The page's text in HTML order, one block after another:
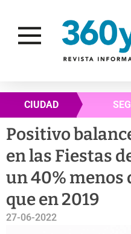
CIUDAD
Positivo
en las Fiestas
un 40% menos
que en 2019
27-06-2022